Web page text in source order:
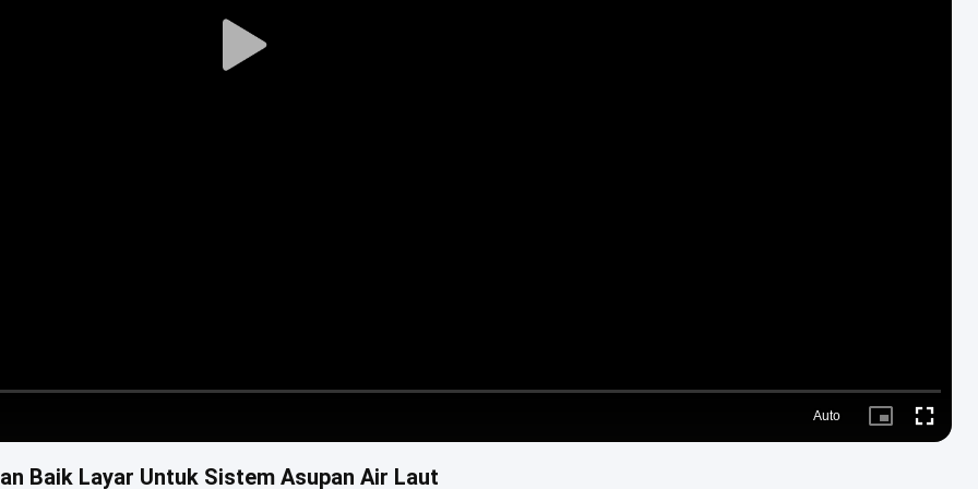
Play
Auto
Picture- Fullscreen
Baik Layar Untuk Sistem Asupan Air Laut